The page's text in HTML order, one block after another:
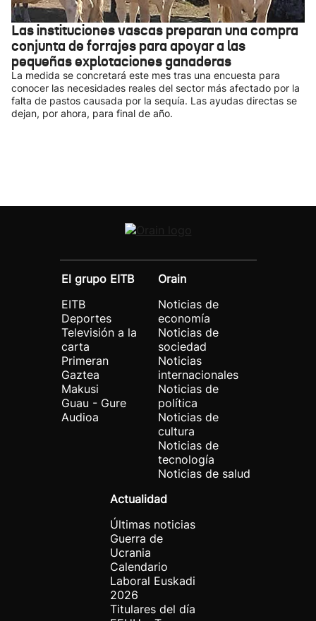
Las instituciones vascas preparan una compra
conjunta de forrajes para apoyar a las
pequeñas explotaciones ganaderas
La medida se concretará este mes tras una encuesta para
conocer las necesidades reales del sector más afectado por la
falta de pastos causada por la sequía. Las ayudas directas se
dejan, por ahora, para final de año.
El grupo EITB
EITB
Deportes
Televisión a la
carta
Primeran
Gaztea
Makusi
Guau - Gure
Audioa
Orain
Noticias de
economía
Noticias de
sociedad
Noticias
internacionales
Noticias de
política
Noticias de
cultura
Noticias de
tecnología
Noticias de salud
Actualidad
Últimas noticias
Guerra de
Ucrania
Calendario
Laboral Euskadi
2026
Titulares del día